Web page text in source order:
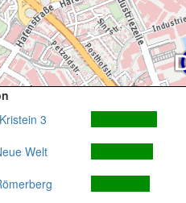
3
Welt